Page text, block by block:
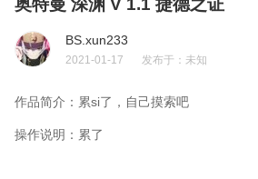
奥特曼 深渊 V 1.1 捷德之证
BS.xun233
2021-01-17 发布于： 未知
作品简介： 累si了，自己摸索吧
操作说明： 累了